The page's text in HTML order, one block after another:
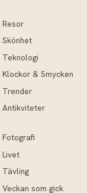
Resor
Skönhet
Teknologi
Klockor & Smycken
Trender
Antikviteter
Fotografi
Livet
Tävling
Veckan som gick